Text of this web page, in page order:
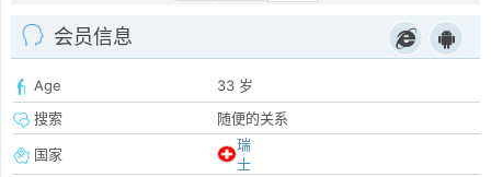
会员信息
Age
33 岁
搜索
随便的关系
国家
瑞
士